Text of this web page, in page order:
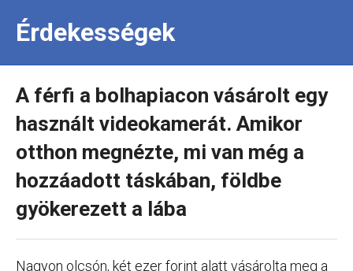
Érdekességek
A férfi a bolhapiacon vásárolt egy
használt videokamerát. Amikor
otthon megnézte, mi van még a
hozzáadott táskában, földbe
gyökerezett a lába
Nagyon olcsón, két ezer forint alatt vásárolta meg a